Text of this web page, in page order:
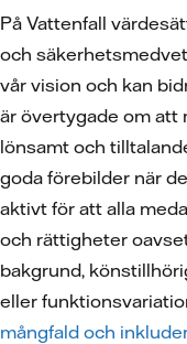
På Vattenfall
och
vår vision och kan
är övertygade om att
lönsamt och
goda förebilder när
aktivt för att alla
och rättigheter
bakgrund,
eller
mångfald och